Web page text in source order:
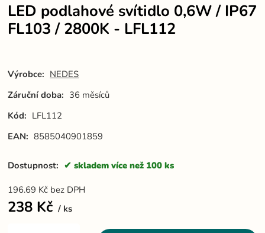
LED podlahové svítidlo 0,6W / IP67
FL103 / 2800K - LFL112
Výrobce: NEDES
Záruční doba: 36 měsíců
Kód: LFL112
EAN: 8585040901859
Dostupnost: skladem více než 100 ks
196.69 Kč bez DPH
238 Kč ks